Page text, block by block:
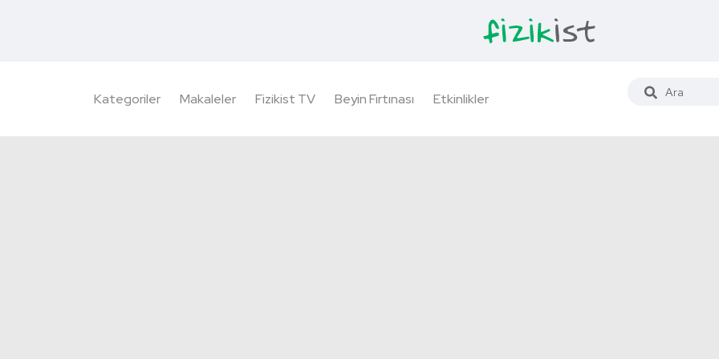
Kategoriler Makaleler Fizikist TV Beyin Fırtınası Etkinlikler